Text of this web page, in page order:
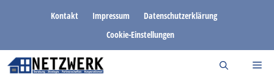
Kontakt Impressum
Datenschutzerklärung
Cookie-Einstellungen